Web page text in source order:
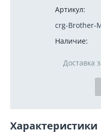
Артикул:
crg-Brother-
Наличие:
Доставка
Характеристики